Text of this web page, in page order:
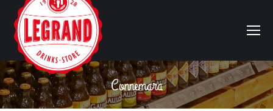
Connemara
Vous êtes ici :